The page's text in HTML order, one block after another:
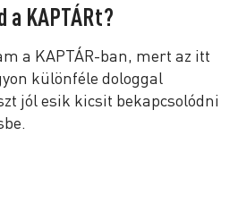
KAPTÁRt?
a KAPTÁR-ban, mert az itt
különféle dologgal
jól esik kicsit bekapcsolódni